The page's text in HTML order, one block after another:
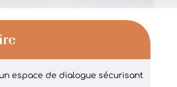
un espace de dialogue sécurisant